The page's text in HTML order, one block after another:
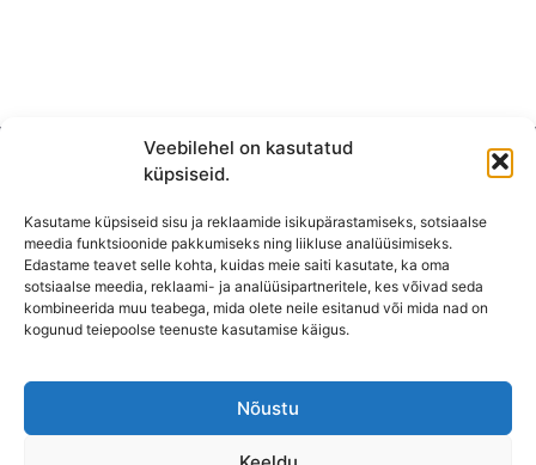
Veebilehel on kasutatud
küpsiseid.
Kasutame küpsiseid sisu ja reklaamide isikupärastamiseks, sotsiaalse
meedia funktsioonide pakkumiseks ning liikluse analüüsimiseks.
Edastame teavet selle kohta, kuidas meie saiti kasutate, ka oma
sotsiaalse meedia, reklaami- ja analüüsipartneritele, kes võivad seda
kombineerida muu teabega, mida olete neile esitanud või mida nad on
kogunud teiepoolse teenuste kasutamise käigus.
Nõustu
KONTAKT